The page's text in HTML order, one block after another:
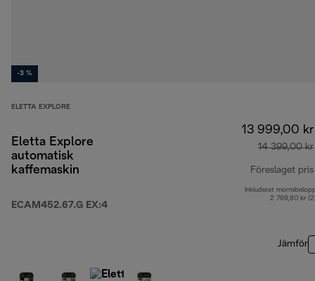
-3 %
ELETTA EXPLORE
Eletta Explore
automatisk
kaffemaskin
ECAM452.67.G EX:4
13 999,00 kr
14 399,00 kr
Föreslaget pris
Inkluderat
2 799,80 kr
Jämför